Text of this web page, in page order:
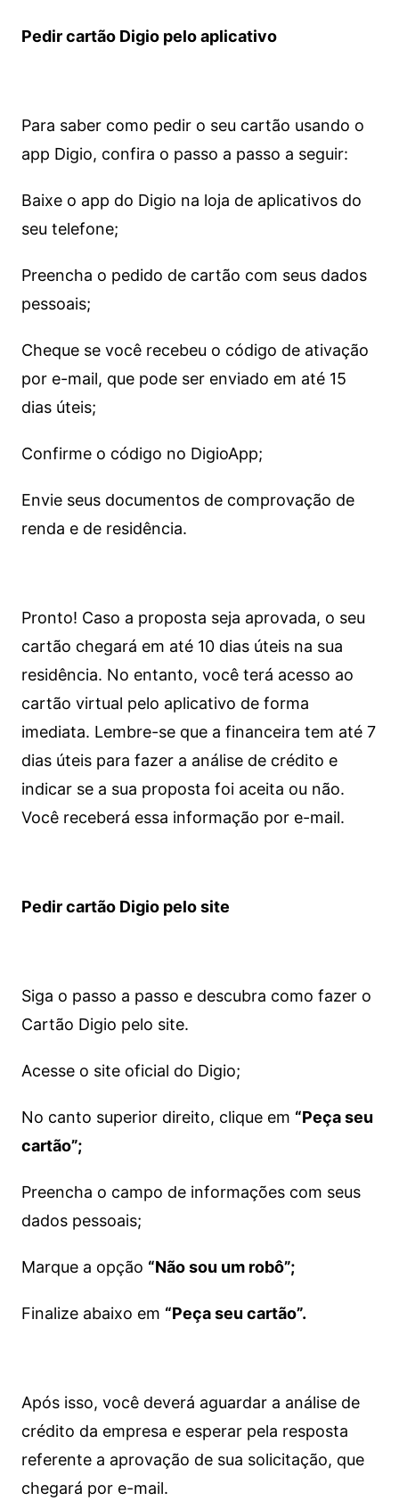
Pedir cartão Digio pelo aplicativo
Para saber como pedir o seu cartão usando o
app Digio, confira o passo a passo a seguir:
Baixe o app do Digio na loja de aplicativos do
seu telefone;
Preencha o pedido de cartão com seus dados
pessoais;
Cheque se você recebeu o código de ativação
por e-mail, que pode ser enviado em até 15
dias úteis;
Confirme o código no DigioApp;
Envie seus documentos de comprovação de
renda e de residência.
Pronto! Caso a proposta seja aprovada, o seu
cartão chegará em até 10 dias úteis na sua
residência. No entanto, você terá acesso ao
cartão virtual pelo aplicativo de forma
imediata. Lembre-se que a financeira tem até 7
dias úteis para fazer a análise de crédito e
indicar se a sua proposta foi aceita ou não.
Você receberá essa informação por e-mail.
Pedir cartão Digio pelo site
Siga o passo a passo e descubra como fazer o
Cartão Digio pelo site.
Acesse o site oficial do Digio;
No canto superior direito, clique em “Peça seu
cartão”;
Preencha o campo de informações com seus
dados pessoais;
Marque a opção “Não sou um robô”;
Finalize abaixo em “Peça seu cartão”.
Após isso, você deverá aguardar a análise de
crédito da empresa e esperar pela resposta
referente a aprovação de sua solicitação, que
chegará por e-mail.